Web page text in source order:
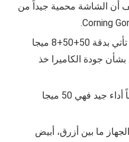
أن الشاشة محمية جيداً من
Corning
تقدم لك الكاميرا أداء متميز حيث تأتي بدقة 50+50+8 ميجا
بشأن جودة الكاميرا خذ
كما توفر لك الكاميرا الأمامية أيضاً أداء جيد فهي 50 ميجا
ما بين أزرق، أبيض